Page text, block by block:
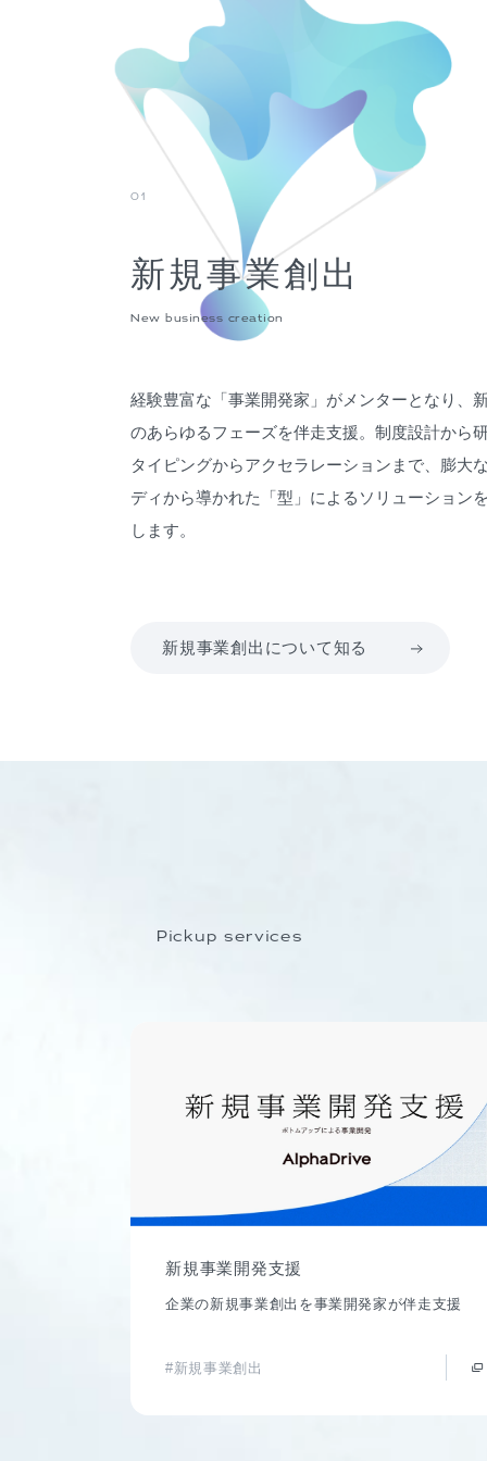
01
新規事業創出
New business creation
経験豊富な「事業開発家」がメンターとなり、
のあらゆるフェーズを伴走支援。制度設計から
タイピングからアクセラレーションまで、膨大
ディから導かれた「型」によるソリューション
します。
新規事業創出について知る
Pickup services
新規事業開発支援
企業の新規事業創出を事業開発家が伴走支援
#新規事業創出